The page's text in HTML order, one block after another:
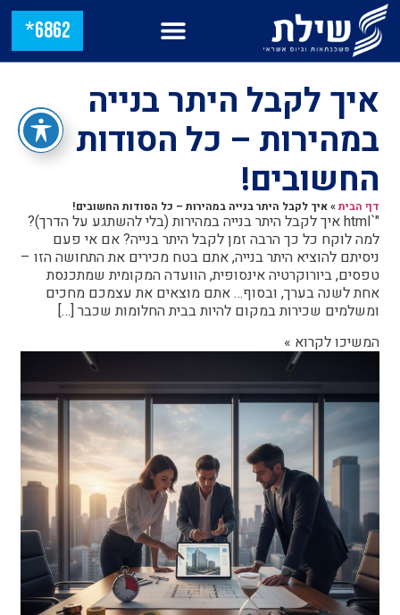
6862*
איך לקבל היתר בנייה
במהירות – כל הסודות
החשובים!
דף הבית»איך לקבל היתר בנייה במהירות – כל הסודות החשובים!
"`html איך לקבל היתר בנייה במהירות (בלי להשתגע על הדרך)?
למה לוקח כל כך הרבה זמן לקבל היתר בנייה? אם אי פעם
ניסיתם להוציא היתר בנייה, אתם בטח מכירים את התחושה הזו –
טפסים, ביורוקרטיה אינסופית, הוועדה המקומית שמתכנסת
אחת לשנה בערך, ובסוף… אתם מוצאים את עצמכם מחכים
ומשלמים שכירות במקום להיות בבית החלומות שכבר […]
המשיכו לקרוא »